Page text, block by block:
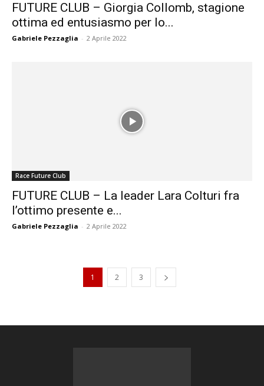
FUTURE CLUB – Giorgia Collomb, stagione
ottima ed entusiasmo per lo...
Gabriele Pezzaglia - 2 Aprile 2022
Race Future Club
FUTURE CLUB – La leader Lara Colturi fra
l’ottimo presente e...
Gabriele Pezzaglia - 2 Aprile 2022
1 2 3